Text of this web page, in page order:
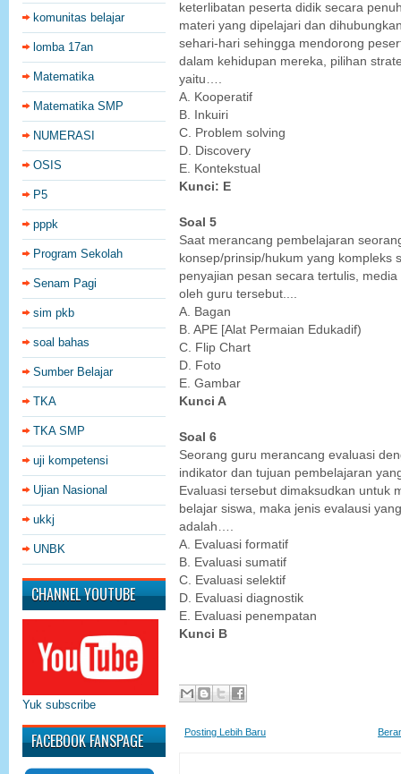
komunitas belajar
lomba 17an
Matematika
Matematika SMP
NUMERASI
OSIS
P5
pppk
Program Sekolah
Senam Pagi
sim pkb
soal bahas
Sumber Belajar
TKA
TKA SMP
uji kompetensi
Ujian Nasional
ukkj
UNBK
CHANNEL YOUTUBE
Yuk subscribe
FACEBOOK FANSPAGE
keterlibatan peserta didik secara
materi yang dipelajari dan
sehari-hari sehingga mendorong
dalam kehidupan mereka, pilihan
yaitu….
A. Kooperatif
B. Inkuiri
C. Problem solving
D. Discovery
E. Kontekstual
Kunci: E
Soal 5
Saat merancang pembelajaran
konsep/prinsip/hukum yang kompleks
penyajian pesan secara tertulis,
oleh guru tersebut....
A. Bagan
B. APE [Alat Permaian Edukadif)
C. Flip Chart
D. Foto
E. Gambar
Kunci A
Soal 6
Seorang guru merancang evaluasi
indikator dan tujuan pembelajaran
Evaluasi tersebut dimaksudkan untuk
belajar siswa, maka jenis evalausi
adalah….
A. Evaluasi formatif
B. Evaluasi sumatif
C. Evaluasi selektif
D. Evaluasi diagnostik
E. Evaluasi penempatan
Kunci B
Posting Lebih Baru